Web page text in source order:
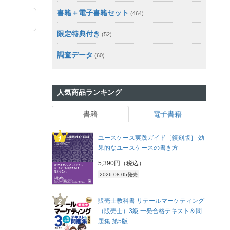
書籍＋電子書籍セット (464)
限定特典付き (52)
調査データ (60)
人気商品ランキング
書籍 電子書籍
ユースケース実践ガイド［復刻版］ 効
果的なユースケースの書き方
5,390円（税込）
2026.08.05発売
販売士教科書 リテールマーケティング
（販売士）3級 一発合格テキスト＆問
題集 第5版